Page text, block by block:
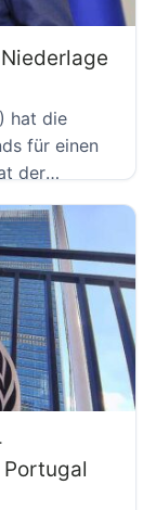
hat die
für einen
der